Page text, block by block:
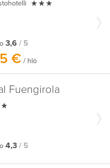

3,6 / 5
€ / hlö
Fuengirola
4,3 / 5